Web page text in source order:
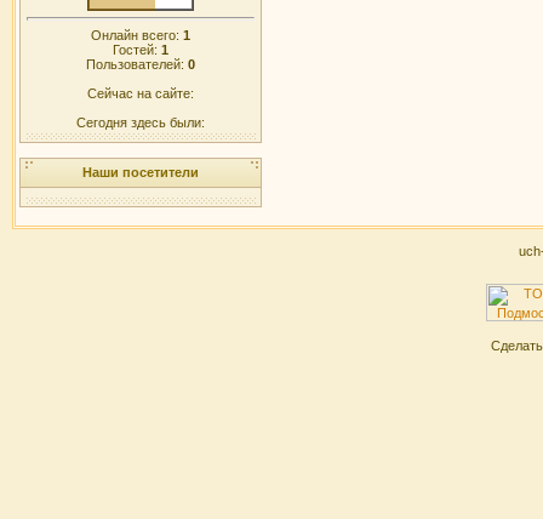
Онлайн всего: 1
Гостей: 1
Пользователей: 0
Сейчас на сайте:
Сегодня здесь были:
Наши посетители